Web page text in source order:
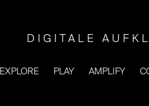
DIGITALE
EXPLORE PLAY AMPLIFY